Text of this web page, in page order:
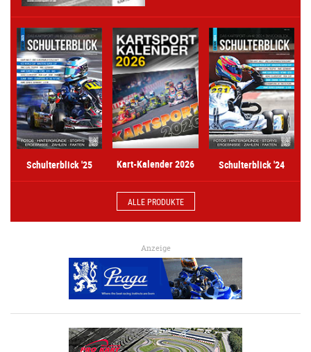
Schulterblick '25 Kart-Kalender 2026 Schulterblick '24
ALLE PRODUKTE
Anzeige